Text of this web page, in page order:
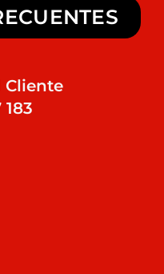
Cliente